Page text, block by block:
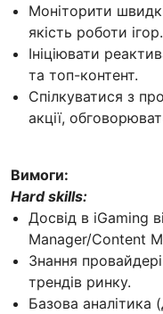
Моніторити
якість роботи ігор.
Ініціювати
та топ-контент.
Спілкуватися з
акції,
Вимоги:
Hard skills:
Досвід в iGaming
Manager/Content
Знання
трендів ринку.
Базова